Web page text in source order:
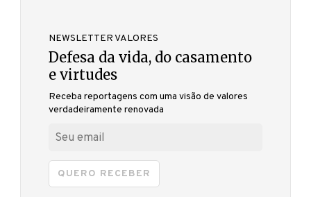
NEWSLETTER VALORES
Defesa da vida, do casamento
e virtudes
Receba reportagens com uma visão de valores
verdadeiramente renovada
QUERO RECEBER